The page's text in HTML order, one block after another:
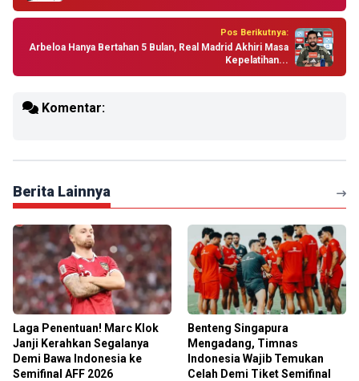
Pos Berikutnya:
Arbeloa Hanya Bertahan 5 Bulan, Real Madrid Akhiri Masa
Kepelatihan...
Komentar:
Berita Lainnya
Laga Penentuan! Marc Klok
Janji Kerahkan Segalanya
Demi Bawa Indonesia ke
Semifinal AFF 2026
Benteng Singapura
Mengadang, Timnas
Indonesia Wajib Temukan
Celah Demi Tiket Semifinal